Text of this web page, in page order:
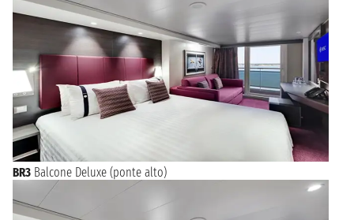
BR3 Balcone Deluxe (ponte alto)